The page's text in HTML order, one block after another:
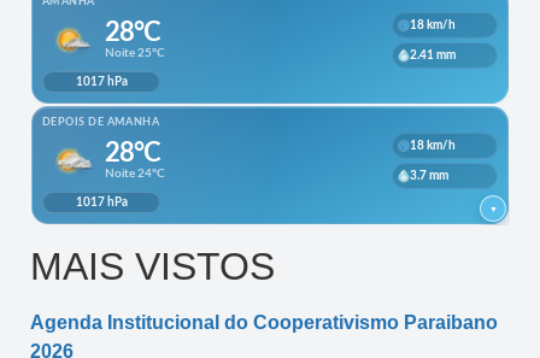
MAIS VISTOS
Agenda Institucional do Cooperativismo Paraibano
2026